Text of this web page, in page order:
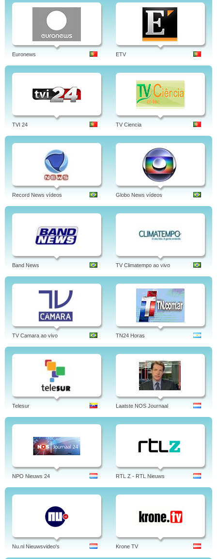
Euronews ETV
TVI 24 TV Ciencia
Record News vídeos Globo News vídeos
Band News TV Climatempo ao vivo
TV Camara ao vivo TN24 Horas
Telesur Laatste NOS Journaal
NPO Nieuws 24 RTL Z - RTL Nieuws
Nu.nl Nieuwsvideo's Krone TV